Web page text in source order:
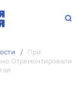
При
Отремонтировали